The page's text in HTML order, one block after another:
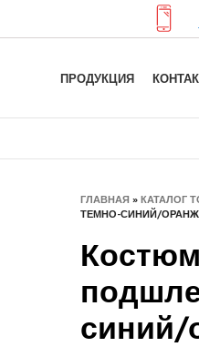
ПРОДУКЦИЯ
ГЛАВНАЯ»КАТАЛОГ
ТЕМНО-СИНИЙ/